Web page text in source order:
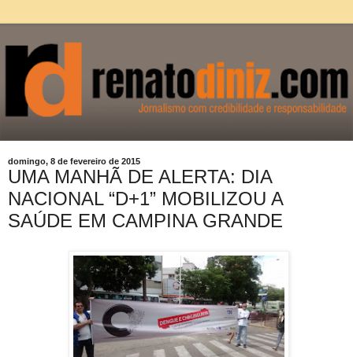
domingo, 8 de fevereiro de 2015
UMA MANHÃ DE ALERTA: DIA
NACIONAL “D+1” MOBILIZOU A
SAÚDE EM CAMPINA GRANDE